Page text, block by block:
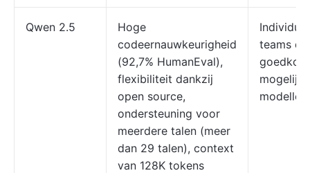
Qwen 2.5
Hoge
codeernauwkeurigheid
(92,7% HumanEval),
flexibiliteit dankzij
open source,
ondersteuning voor
meerdere talen (meer
dan 29 talen), context
van 128K tokens
teams